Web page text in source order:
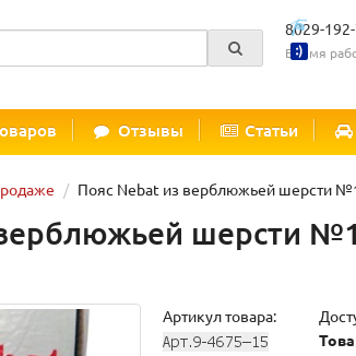
8029-
Время
Отзывы Статьи
Пояс Nebat из верблюжьей шерсти
шерсти
Артикул товара: